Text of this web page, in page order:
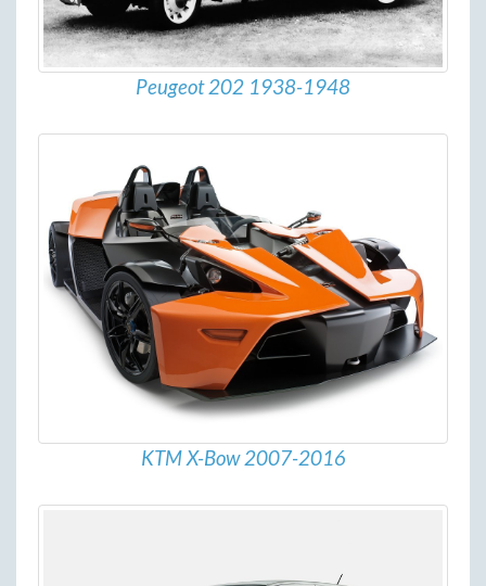
Peugeot 202 1938-1948
KTM X-Bow 2007-2016